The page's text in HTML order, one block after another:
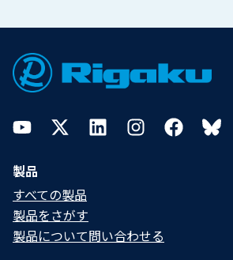
Footer
YouTubeTwitterLinkedInInstagramFacebook
製品
すべての製品
製品をさがす
製品について問い合わせる​